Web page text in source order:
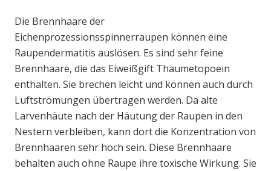
Die Brennhaare der
Eichenprozessionsspinnerraupen können eine
Raupendermatitis auslösen. Es sind sehr feine
Brennhaare, die das Eiweißgift Thaumetopoein
enthalten. Sie brechen leicht und können auch durch
Luftströmungen übertragen werden. Da alte
Larvenhäute nach der Häutung der Raupen in den
Nestern verbleiben, kann dort die Konzentration von
Brennhaaren sehr hoch sein. Diese Brennhaare
behalten auch ohne Raupe ihre toxische Wirkung. Sie